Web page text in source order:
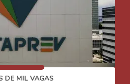
DE MIL VAGAS